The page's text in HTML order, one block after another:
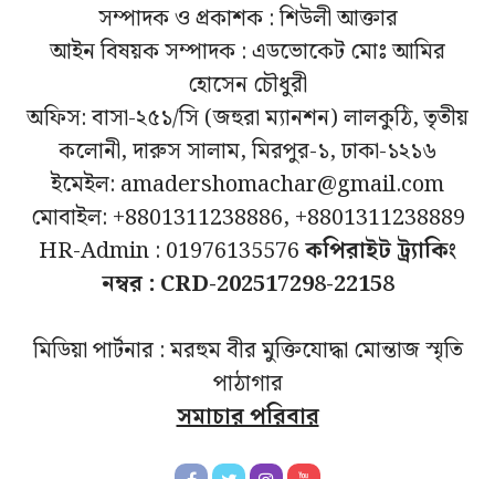
সম্পাদক ও প্রকাশক : শিউলী আক্তার
আইন বিষয়ক সম্পাদক : এডভোকেট মোঃ আমির
হোসেন চৌধুরী
অফিস: বাসা-২৫১/সি (জহুরা ম্যানশন) লালকুঠি, তৃতীয়
কলোনী, দারুস সালাম, মিরপুর-১, ঢাকা-১২১৬
ইমেইল: amadershomachar@gmail.com
মোবাইল: +8801311238886, +8801311238889
HR-Admin : 01976135576কপিরাইট ট্র্যাকিং
নম্বর : CRD-202517298-22158
মিডিয়া পার্টনার : মরহুম বীর মুক্তিযোদ্ধা মোন্তাজ স্মৃতি
পাঠাগার
সমাচার পরিবার